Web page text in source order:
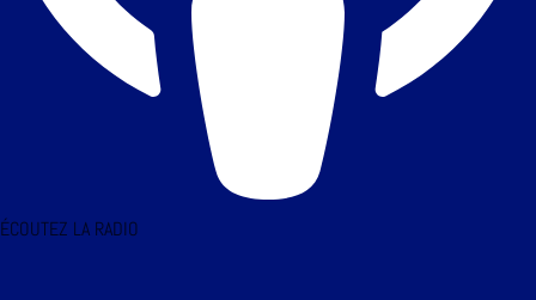
ÉCOUTEZ LA RADIO